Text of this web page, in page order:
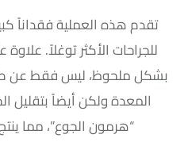
تقدم هذه العملية فقداناً
للجراحات الأكثر توغلاً.
بشكل ملحوظ، ليس فقط عن
المعدة ولكن أيضاً بتقليل
“هرمون الجوع”، مما